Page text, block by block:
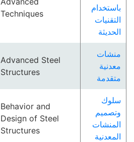
باستخدام
التقنيات
الحديثة
Techniques
منشات
معدنية
متقدمة
Advanced Steel
Structures
سلوك
وتصميم
المنشات
المعدنية
Behavior and
Design of Steel
Structures